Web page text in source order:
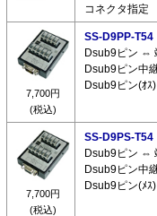
コネクタ指定
7,700円
(税込)
SS-D9PP-T54
Dsub9ピン ⇔
Dsub9ピン中
Dsub9ピン(ｵ
7,700円
(税込)
SS-D9PS-T54
Dsub9ピン ⇔
Dsub9ピン中
Dsub9ピン(ﾒ